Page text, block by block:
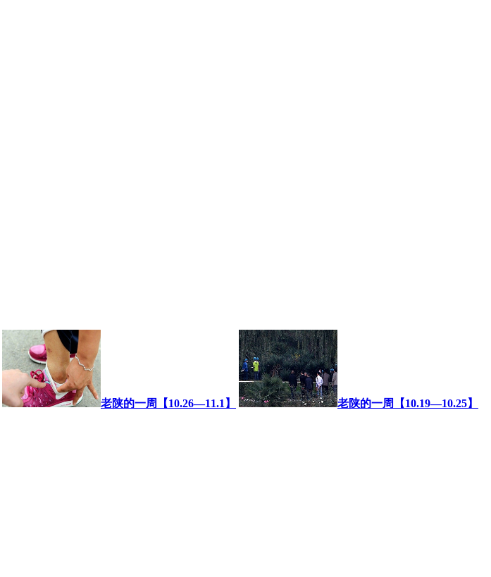
老陕的一周【10.26—11.1】 老陕的一周【10.19—10.25】